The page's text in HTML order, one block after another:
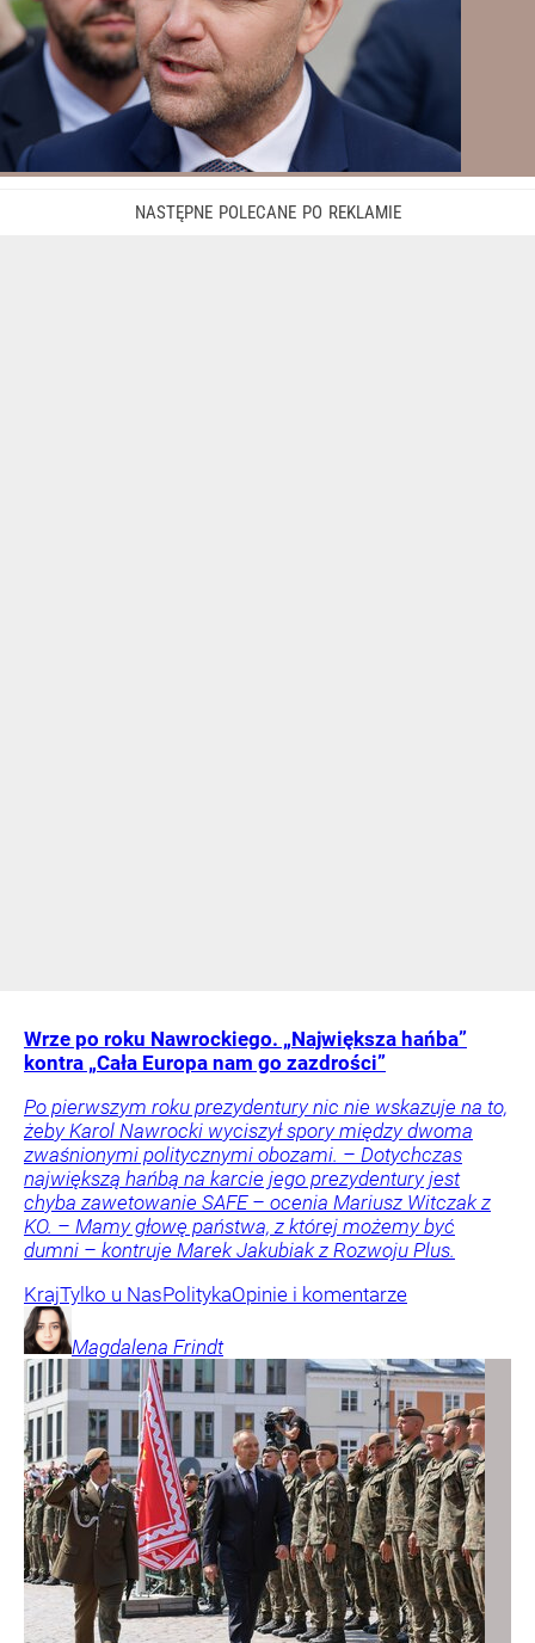
Wrze po roku Nawrockiego. „Największa hańba”
kontra „Cała Europa nam go zazdrości”
Po pierwszym roku prezydentury nic nie wskazuje na to,
żeby Karol Nawrocki wyciszył spory między dwoma
zwaśnionymi politycznymi obozami. – Dotychczas
największą hańbą na karcie jego prezydentury jest
chyba zawetowanie SAFE – ocenia Mariusz Witczak z
KO. – Mamy głowę państwa, z której możemy być
dumni – kontruje Marek Jakubiak z Rozwoju Plus.
KrajTylko u NasPolitykaOpinie i komentarze
Magdalena Frindt